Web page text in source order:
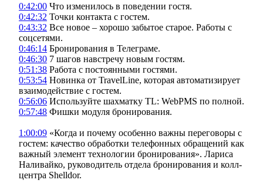
0:42:00 Что изменилось в поведении гостя.
0:42:32 Точки контакта с гостем.
0:43:32 Все новое – хорошо забытое старое. Работы с
соцсетями.
0:46:14 Бронирования в Телеграме.
0:46:30 7 шагов навстречу новым гостям.
0:51:38 Работа с постоянными гостями.
0:53:54 Новинка от TravelLine, которая автоматизирует
взаимодействие с гостем.
0:56:06 Используйте шахматку TL: WebPMS по полной.
0:57:48 Фишки модуля бронирования.
1:00:09 «Когда и почему особенно важны переговоры с
гостем: качество обработки телефонных обращений как
важный элемент технологии бронирования». Лариса
Наливайко, руководитель отдела бронирования и колл-
центра Shelldor.